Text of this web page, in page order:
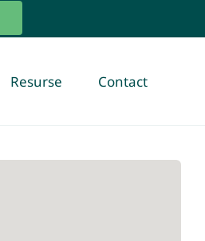
Resurse Contact